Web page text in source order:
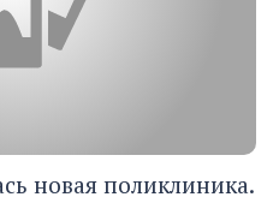
новая поликлиника.